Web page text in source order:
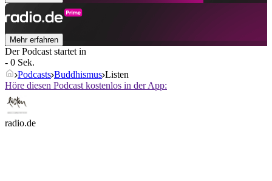
Mehr erfahren
Der Podcast startet in
- 0 Sek.
Podcasts Buddhismus Listen
Höre diesen Podcast kostenlos in der App:
radio.de